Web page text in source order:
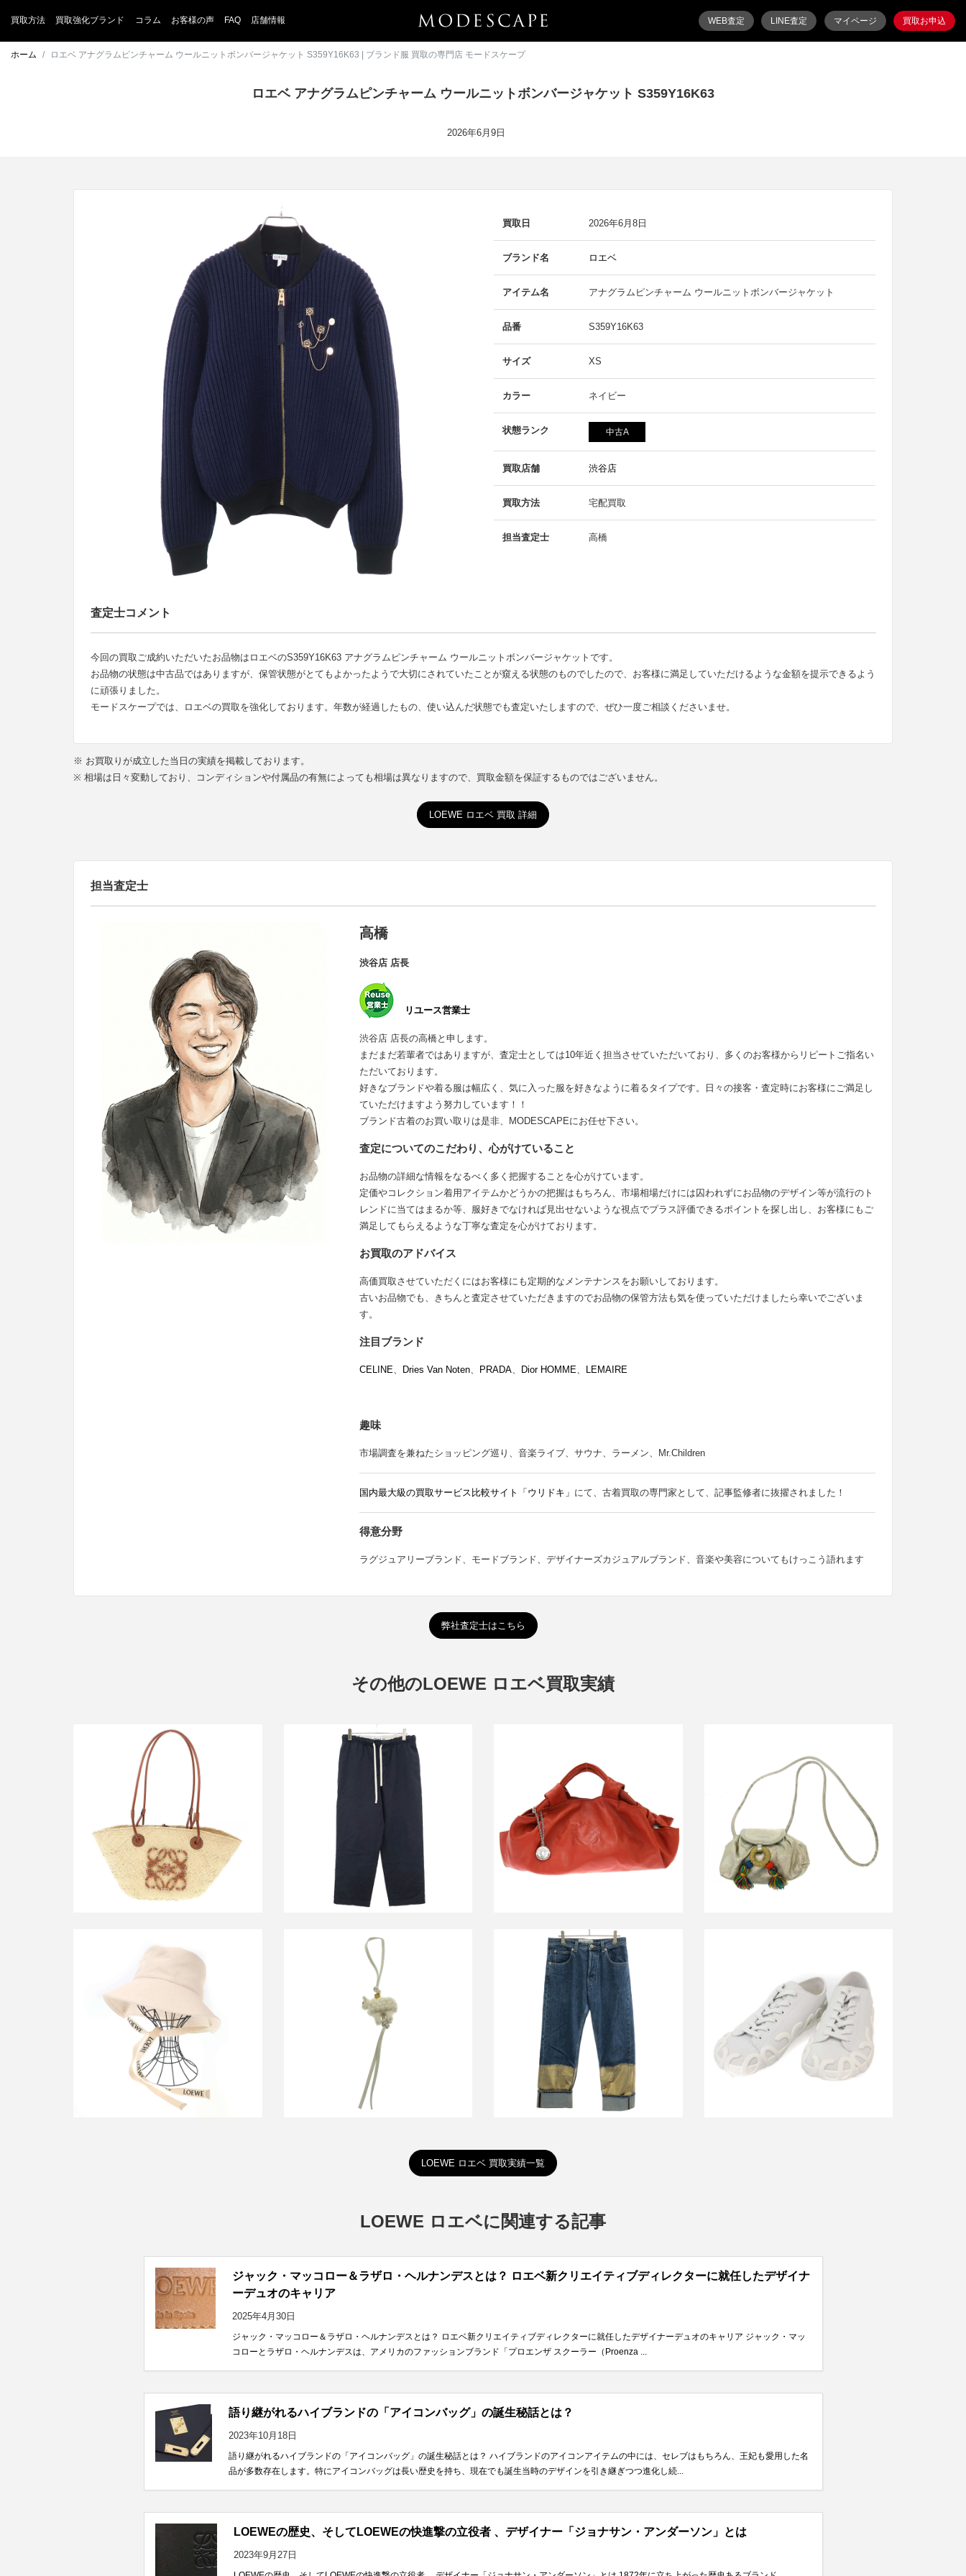
買取方法 買取強化ブランド コラム お客様の声 FAQ 店舗情報 WEB査定 LINE査定 マイページ 買取お申込
ホーム ロエベ アナグラムピンチャーム ウールニットボンバージャケット S359Y16K63 | ブランド服 買取の専門店 モードスケープ
ロエベ アナグラムピンチャーム ウールニットボンバージャケット S359Y16K63
2026年6月9日
買取日 2026年6月8日
ブランド名 ロエベ
アイテム名 アナグラムピンチャーム ウールニットボンバージャケット
品番 S359Y16K63
サイズ XS
カラー ネイビー
状態ランク 中古A
買取店舗 渋谷店
買取方法 宅配買取
担当査定士 高橋
査定士コメント
今回の買取ご成約いただいたお品物はロエベのS359Y16K63 アナグラムピンチャーム ウールニットボンバージャケットです。
お品物の状態は中古品ではありますが、保管状態がとてもよかったようで大切にされていたことが窺える状態のものでしたので、お客様に満足していただけるような金額を提示できるよう
に頑張りました。
モードスケープでは、ロエベの買取を強化しております。年数が経過したもの、使い込んだ状態でも査定いたしますので、ぜひ一度ご相談くださいませ。
※ お買取りが成立した当日の実績を掲載しております。
※ 相場は日々変動しており、コンディションや付属品の有無によっても相場は異なりますので、買取金額を保証するものではございません。
LOEWE ロエベ 買取 詳細
担当査定士
高橋
渋谷店 店長
リユース営業士
渋谷店 店長の高橋と申します。
まだまだ若輩者ではありますが、査定士としては10年近く担当させていただいており、多くのお客様からリピートご指名い
ただいております。
好きなブランドや着る服は幅広く、気に入った服を好きなように着るタイプです。日々の接客・査定時にお客様にご満足し
ていただけますよう努力しています！！
ブランド古着のお買い取りは是非、MODESCAPEにお任せ下さい。
査定についてのこだわり、心がけていること
お品物の詳細な情報をなるべく多く把握することを心がけています。
定価やコレクション着用アイテムかどうかの把握はもちろん、市場相場だけには囚われずにお品物のデザイン等が流行のト
レンドに当てはまるか等、服好きでなければ見出せないような視点でプラス評価できるポイントを探し出し、お客様にもご
満足してもらえるような丁寧な査定を心がけております。
お買取のアドバイス
高価買取させていただくにはお客様にも定期的なメンテナンスをお願いしております。
古いお品物でも、きちんと査定させていただきますのでお品物の保管方法も気を使っていただけましたら幸いでございま
す。
注目ブランド
CELINE、 Dries Van Noten、 PRADA、 Dior HOMME、 LEMAIRE
趣味
市場調査を兼ねたショッピング巡り、音楽ライブ、サウナ、ラーメン、Mr.Children
国内最大級の買取サービス比較サイト「ウリドキ」 にて、古着買取の専門家として、記事監修者に抜擢されました！
得意分野
ラグジュアリーブランド、モードブランド、デザイナーズカジュアルブランド、音楽や美容についてもけっこう語れます
弊社査定士はこちら
その他のLOEWE ロエベ買取実績
ロエベ アナグラム バケットバッグ ス
モール イラカヤシ&カーフ
買取金額36,000円
詳しく見る
ロエベ ドローストリング パンツ
買取金額20,000円
ロエベ ナッパアイレ レザーハンドバッ
グ
買取金額15,600円
詳しく見る
ロエベ マルチタッセルフリンジレザー
ショルダーバッグ
買取金額12,000円
詳しく見る
ロエベ フィッシャーマンバケットハッ
買取金額24,000円
詳しく見る
ロエベ シープ フェルトバッグチャーム
買取金額9,600円
詳しく見る
ロエベ ゴールド フィッシャーマンデニ
ムパンツ
買取金額12,000円
詳しく見る
ロエベ ライズ スニーカー
買取金額30,000円
詳しく見る
LOEWE ロエベ 買取実績一覧
LOEWE ロエベに関連する記事
ジャック・マッコロー＆ラザロ・ヘルナンデスとは？ ロエベ新クリエイティブディレクターに就任したデザイナ
ーデュオのキャリア
2025年4月30日
ジャック・マッコロー＆ラザロ・ヘルナンデスとは？ ロエベ新クリエイティブディレクターに就任したデザイナーデュオのキャリア ジャック・マッ
コローとラザロ・ヘルナンデスは、アメリカのファッションブランド「プロエンザ スクーラー（Proenza ...
語り継がれるハイブランドの「アイコンバッグ」の誕生秘話とは？
2023年10月18日
語り継がれるハイブランドの「アイコンバッグ」の誕生秘話とは？ ハイブランドのアイコンアイテムの中には、セレブはもちろん、王妃も愛用した名
品が多数存在します。特にアイコンバッグは長い歴史を持ち、現在でも誕生当時のデザインを引き継ぎつつ進化し続...
LOEWEの歴史、そしてLOEWEの快進撃の立役者 、デザイナー「ジョナサン・アンダーソン」とは
2023年9月27日